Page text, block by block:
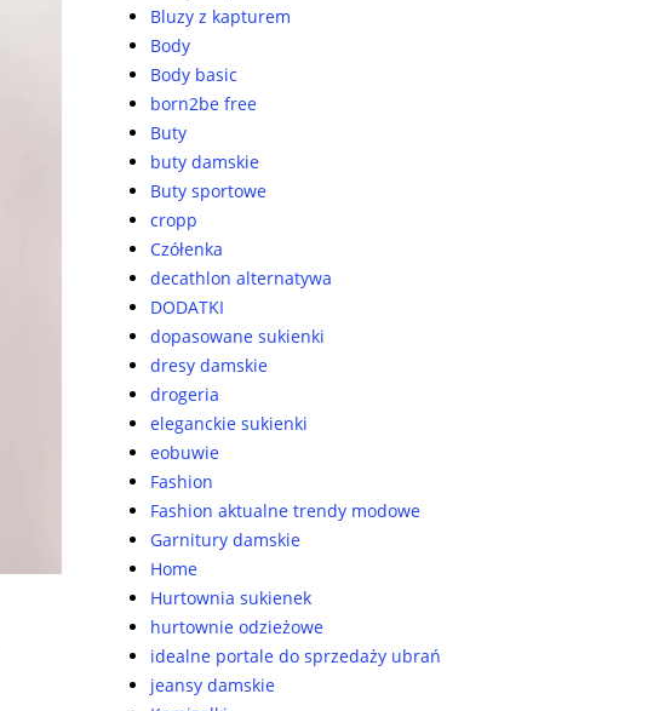
Bluzy z kapturem
Body
Body basic
born2be free
Buty
buty damskie
Buty sportowe
cropp
Czółenka
decathlon alternatywa
DODATKI
dopasowane sukienki
dresy damskie
drogeria
eleganckie sukienki
eobuwie
Fashion
Fashion aktualne trendy modowe
Garnitury damskie
Home
Hurtownia sukienek
hurtownie odzieżowe
idealne portale do sprzedaży ubrań
jeansy damskie